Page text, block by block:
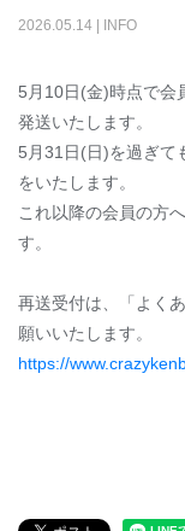
2026.05.14 INFO
5月10日(金)時点で会
発送いたします。
5月31日(日)を過ぎて
をいたします。
これ以降の会員の方
す。
再送受付は、「よく
願いいたします。
https://